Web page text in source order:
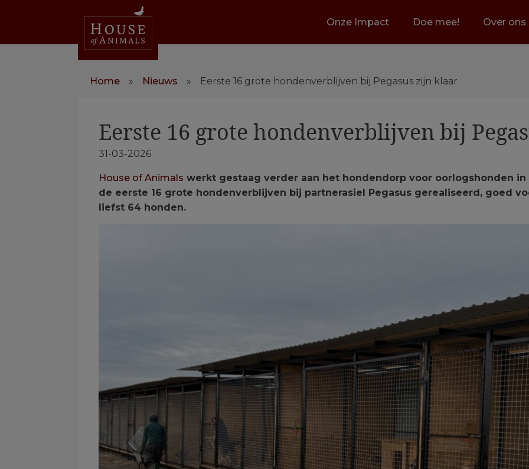
Onze Impact Doe mee! Over ons
Home » Nieuws » Eerste 16 grote hondenverblijven bij Pegasus zijn klaar
Eerste 16 grote hondenverblijven bij
31-03-2026
House of Animals werkt gestaag verder aan het hondendorp voor oorlogshonden in
de eerste 16 grote hondenverblijven bij partnerasiel Pegasus gerealiseerd, goed
liefst 64 honden.